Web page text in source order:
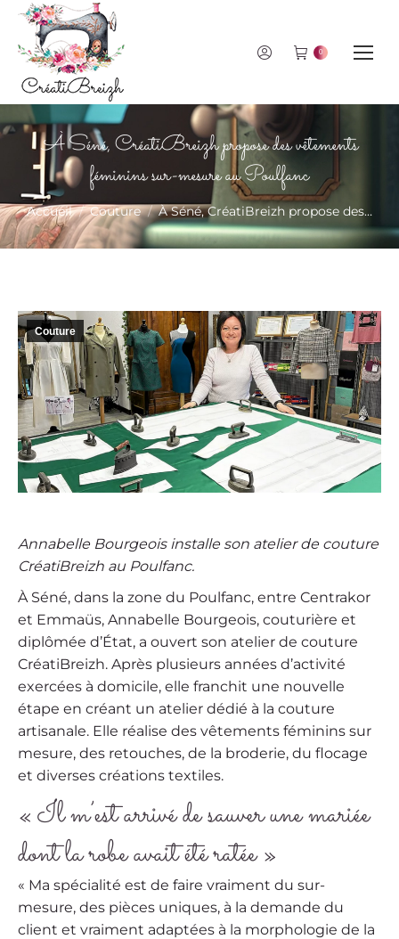
0
À Séné, CréatiBreizh propose des vêtements
féminins sur-mesure au Poulfanc
Vous êtes ici :
Accueil Couture À Séné, CréatiBreizh propose des…
Couture
Annabelle Bourgeois installe son atelier de couture
CréatiBreizh au Poulfanc.
À Séné, dans la zone du Poulfanc, entre Centrakor
et Emmaüs, Annabelle Bourgeois, couturière et
diplômée d’État, a ouvert son atelier de couture
CréatiBreizh. Après plusieurs années d’activité
exercées à domicile, elle franchit une nouvelle
étape en créant un atelier dédié à la couture
artisanale. Elle réalise des vêtements féminins sur
mesure, des retouches, de la broderie, du flocage
et diverses créations textiles.
« Il m’est arrivé de sauver une mariée
dont la robe avait été ratée »
« Ma spécialité est de faire vraiment du sur-
mesure, des pièces uniques, à la demande du
client et vraiment adaptées à la morphologie de la